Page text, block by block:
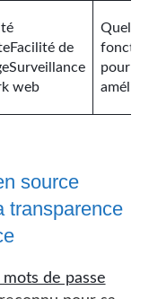
de
web
source
transparence
de passe